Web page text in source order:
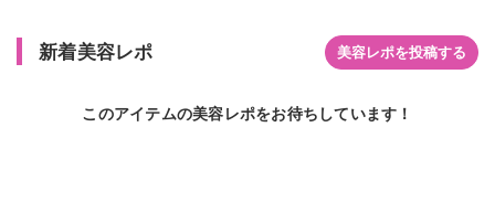
新着美容レポ 美容レポを投稿する
このアイテムの美容レポをお待ちしています！